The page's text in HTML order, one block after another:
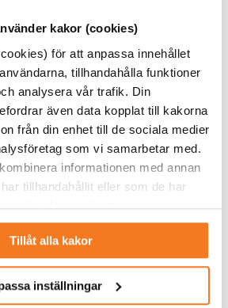
kakor (cookies)
för att anpassa innehållet
tillhandahålla funktioner
analysera vår trafik. Din
även data kopplat till kakorna
från din enhet till de sociala medier
som vi samarbetar med.
informationen med annan
tillhandahållit eller som de har
använt deras tjänster.
Tillåt alla kakor
inställningar
från
projekt. Men
kunder och en
även stödsystemet
nya åtaganden görs, men
att följa utvecklingen. Och
fortsätta arbetet med detalj- och
Tingvall.